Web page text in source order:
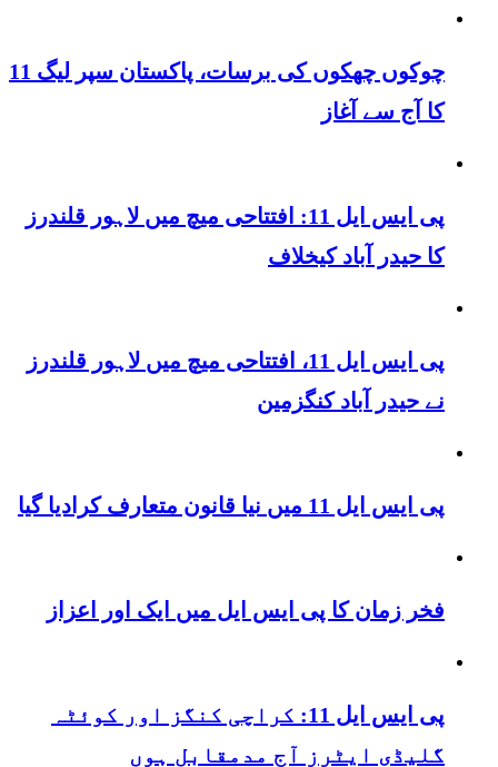
چوکوں چھکوں کی برسات، پاکستان سپر لیگ 11
کا آج سے آغاز
پی ایس ایل 11: افتتاحی میچ میں لاہور قلندرز
کا حیدر آباد کیخلاف
پی ایس ایل 11، افتتاحی میچ میں لاہور قلندرز
نے حیدر آباد کنگزمین
پی ایس ایل 11 میں نیا قانون متعارف کرادیا گیا
فخر زمان کا پی ایس ایل میں ایک اور اعزاز
پی ایس ایل 11: کراچی کنگز اور کوئٹہ
گلیڈی ایٹرز آج مدمقابل ہوں